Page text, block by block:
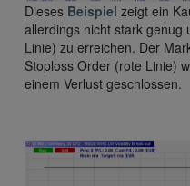
Dieses Beispiel zeigt ein
allerdings nicht stark genug
Linie) zu erreichen. Der
Stoploss Order (rote Linie)
einem Verlust geschlossen.